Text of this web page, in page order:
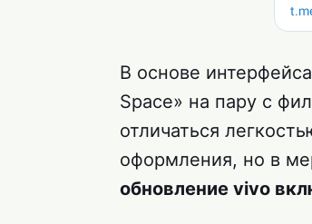
В основе
Space» на пару с
отличаться
оформления, но в
обновление vivo